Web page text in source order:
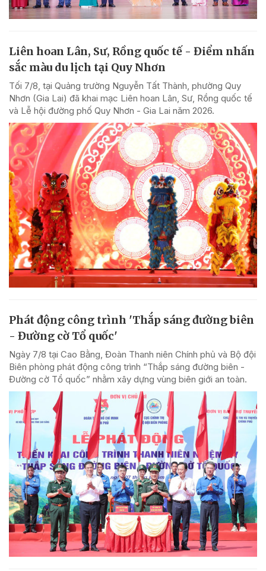
Liên hoan Lân, Sư, Rồng quốc tế - Điểm nhấn
sắc màu du lịch tại Quy Nhơn
Tối 7/8, tại Quảng trường Nguyễn Tất Thành, phường Quy
Nhơn (Gia Lai) đã khai mạc Liên hoan Lân, Sư, Rồng quốc tế
và Lễ hội đường phố Quy Nhơn - Gia Lai năm 2026.
Phát động công trình 'Thắp sáng đường biên
- Đường cờ Tổ quốc'
Ngày 7/8 tại Cao Bằng, Đoàn Thanh niên Chính phủ và Bộ đội
Biên phòng phát động công trình “Thắp sáng đường biên -
Đường cờ Tổ quốc” nhằm xây dựng vùng biên giới an toàn.